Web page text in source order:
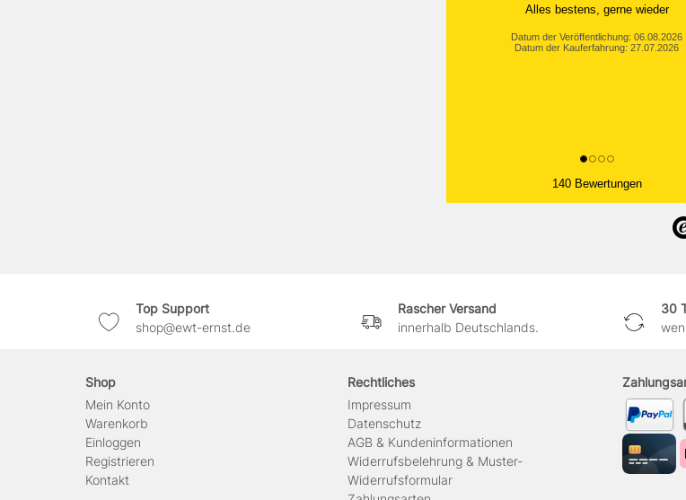
Alles bestens, gerne wieder
Datum der Veröffentlichung: 06.08.2026
Datum der Kauferfahrung: 27.07.2026
140 Bewertungen
Top Support
shop@ewt-ernst.de
Rascher Versand
innerhalb Deutschlands.
30
Shop
Mein Konto
Warenkorb
Einloggen
Registrieren
Kontakt
Rechtliches
Impressum
Daten­schutz
AGB & Kundeninformationen
Widerrufsbelehrung & Muster-
Widerrufsformular